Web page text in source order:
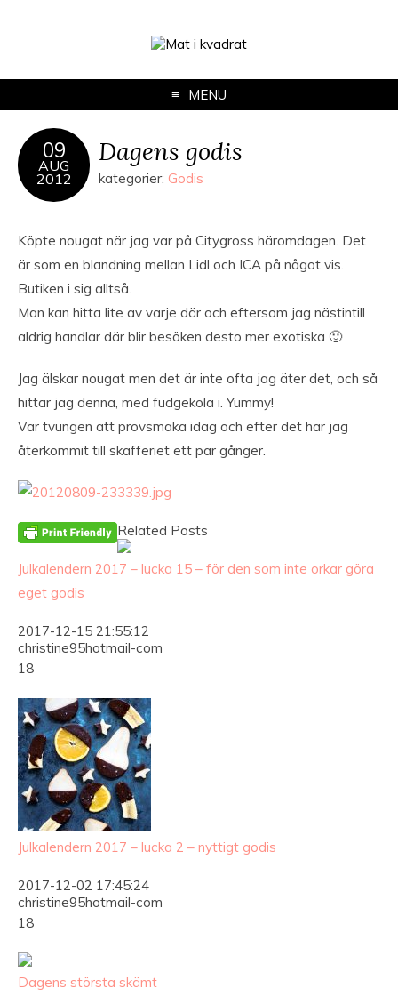
MENU
09
AUG
2012
Dagens godis
kategorier: Godis
Köpte nougat när jag var på Citygross häromdagen. Det
är som en blandning mellan Lidl och ICA på något vis.
Butiken i sig alltså.
Man kan hitta lite av varje där och eftersom jag nästintill
aldrig handlar där blir besöken desto mer exotiska 🙂
Jag älskar nougat men det är inte ofta jag äter det, och så
hittar jag denna, med fudgekola i. Yummy!
Var tvungen att provsmaka idag och efter det har jag
återkommit till skafferiet ett par gånger.
Related Posts
Julkalendern 2017 – lucka 15 – för den som inte orkar göra
eget godis
2017-12-15 21:55:12
christine95hotmail-com
18
Julkalendern 2017 – lucka 2 – nyttigt godis
2017-12-02 17:45:24
christine95hotmail-com
18
Dagens största skämt